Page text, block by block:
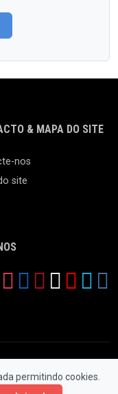
permitindo cookies.
& MAPA DO SITE
nos
site
Reservados.